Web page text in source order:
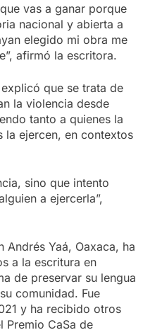
vas a ganar porque
nacional y abierta a
elegido mi obra me
afirmó la escritora.
que se trata de
la violencia desde
tanto a quienes la
la ejercen, en contextos
sino que intento
a ejercerla”,
Andrés Yaá, Oaxaca, ha
a la escritura en
de preservar su lengua
comunidad. Fue
y ha recibido otros
Premio CaSa de